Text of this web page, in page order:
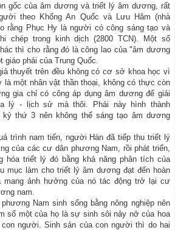
gốc của âm dương và triết lý âm dương, rất
theo Khổng An Quốc và Lưu Hâm (nhà
rằng Phục Hy là người có công sáng tạo và
chép trong kinh dịch (2800 TCN). Một số
thì cho rằng đó là công lao của "âm dương
giáo phái của Trung Quốc.
thuyết trên đều không có cơ sở khoa học vì
là một nhân vật thần thoại, không có thực còn
gia chỉ có công áp dụng âm dương để giải
lý - lịch sử mà thôi. Phái này hình thành
kỷ thứ 3 nên không thể sáng tạo âm dương
trình nam tiến, người Hán đã tiếp thu triết lý
của các cư dân phương Nam, rồi phát triển,
hóa triết lý đó bằng khả năng phân tích của
mục làm cho triết lý âm dương đạt đến hoàn
mang ảnh hưởng của nó tác động trở lại cư
nam.
Nam sinh sống bằng nông nghiệp nên
số một của họ là sự sinh sôi nảy nở của hoa
người. Sinh sản của con người thì do hai